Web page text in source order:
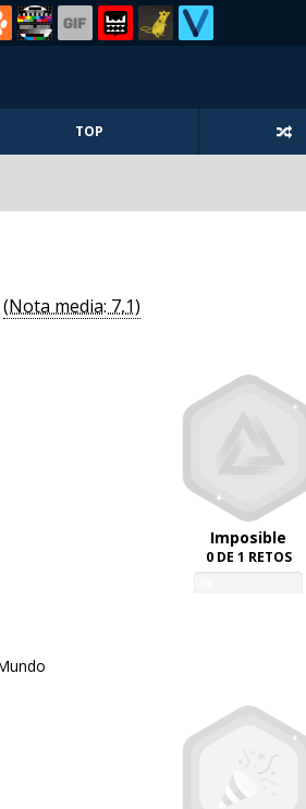
TOP
(Nota media: 7,1)
Imposible
0 DE 1 RETOS